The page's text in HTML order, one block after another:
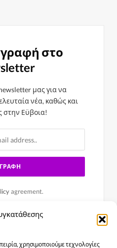
χρησιμοποιούμε τεχνολογίες
στο
μας για να
νέα, καθώς και
στην Εϋβοια!
agreement.